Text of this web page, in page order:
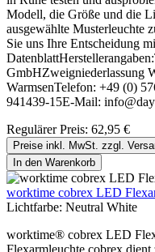
Modell, die Größe und die
ausgewählte Musterleuchte
Sie uns Ihre Entscheidung
GmbHZweigniederlassung
WarmsenTelefon: +49 (0)
941439-15E-Mail:
Regulärer Preis: 62,95 €
Preise inkl. MwSt. zzgl.
In den Warenkorb
worktime cobrex LED
Lichtfarbe: Neutral White
worktime® cobrex LED